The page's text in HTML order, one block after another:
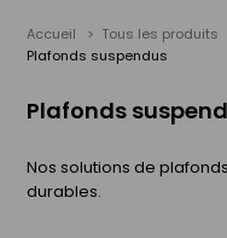
Accueil Tous les produits
Plafonds suspendus
Plafonds
Nos solutions de
durables.